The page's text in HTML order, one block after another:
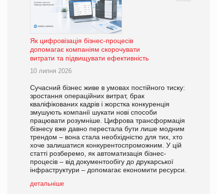
Як цифровізація бізнес-процесів
допомагає компаніям скорочувати
витрати та підвищувати ефективність
10 липня 2026
Сучасний бізнес живе в умовах постійного тиску:
зростання операційних витрат, брак
кваліфікованих кадрів і жорстка конкуренція
змушують компанії шукати нові способи
працювати розумніше. Цифрова трансформація
бізнесу вже давно перестала бути лише модним
трендом – вона стала необхідністю для тих, хто
хоче залишатися конкурентоспроможним. У цій
статті розберемо, як автоматизація бізнес-
процесів – від документообігу до друкарської
інфраструктури – допомагає економити ресурси.
детальніше